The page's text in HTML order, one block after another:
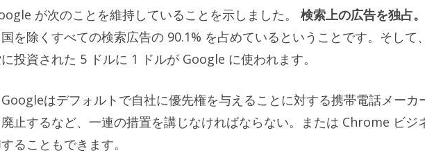
が次のことを維持していることを示しました。 検索上の広告を独占。
を除くすべての検索広告の 90.1% を占めているということです。そして
投資された 5 ドルに 1 ドルが Google に使われます。
はデフォルトで自社に優先権を与えることに対する携帯電話メーカ
止するなど、一連の措置を講じなければならない。または Chrome ビジ
ることもできます。